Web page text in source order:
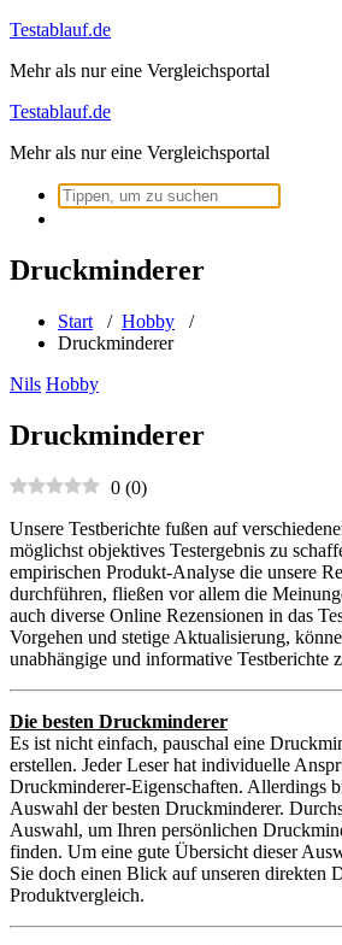
Zum
springen
Testablauf.de
Mehr als nur eine Vergleichsportal
Testablauf.de
Mehr als nur eine Vergleichsportal
Suchen
nach:
Druckminderer
Start / Hobby /
Druckminderer
Nils Hobby
Druckminderer
0 (0)
Unsere Testberichte fußen auf
möglichst objektives Testergebnis zu
empirischen Produkt-Analyse die unsere
durchführen, fließen vor allem die
auch diverse Online Rezensionen in das
Vorgehen und stetige Aktualisierung,
unabhängige und informative Testberichte
Die besten Druckminderer
Es ist nicht einfach, pauschal eine
erstellen. Jeder Leser hat individuelle
Druckminderer-Eigenschaften. Allerdings
Auswahl der besten Druckminderer.
Auswahl, um Ihren persönlichen
finden. Um eine gute Übersicht dieser
Sie doch einen Blick auf unseren direkten
Produktvergleich.